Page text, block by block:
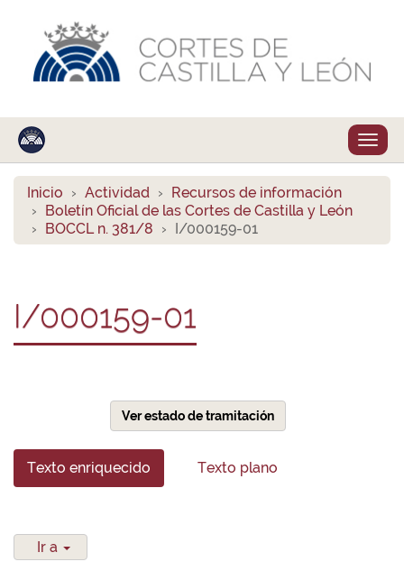
Inicio Actividad
Recursos de información
Boletín Oficial de las Cortes de Castilla y León
BOCCL n. 381/8
I/000159-01
I/000159-01
Ver estado de tramitación
Texto enriquecido Texto plano
Ir a